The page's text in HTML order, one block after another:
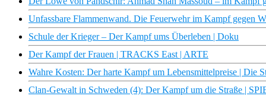
Unfassbare Flammenwand. Die Feuerwehr im Kampf
Schule der Krieger – Der Kampf ums Überleben | Doku
Der Kampf der Frauen | TRACKS East | ARTE
Wahre Kosten: Der harte Kampf um Lebensmittelpreise | Die
Clan-Gewalt in Schweden (4): Der Kampf um die Straße |